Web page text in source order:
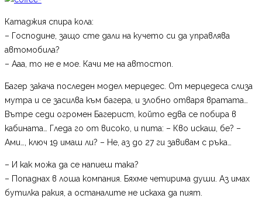
Катаджия спира кола:
– Господине, защо сте дали на кучето си да управлява
автомобила?
– Ааа, то не е мое. Качи ме на автостоп.
Багер закача последен модел мерцедес. От мерцедеса слиза
мутра и се засилва към багера, и злобно отваря вратата…
Вътре седи огромен Багерист, който едва се побира в
кабината… Гледа го от високо, и пита: – Кво искаш, бе? –
Ами…, ключ 19 имаш ли? – Не, аз до 27 ги завивам с ръка…
– И как можа да се напиеш така?
– Попаднах в лоша компания. Бяхме четирима души. Аз имах
бутилка ракия, а останалите не искаха да пият.